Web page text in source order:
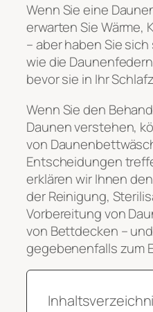
Wenn Sie eine
erwarten Sie Wärme,
– aber haben Sie
wie die
bevor sie in Ihr
Wenn Sie den
Daunen verstehen,
von
Entscheidungen
erklären wir Ihnen
der Reinigung,
Vorbereitung von
von Bettdecken –
gegebenenfalls zum